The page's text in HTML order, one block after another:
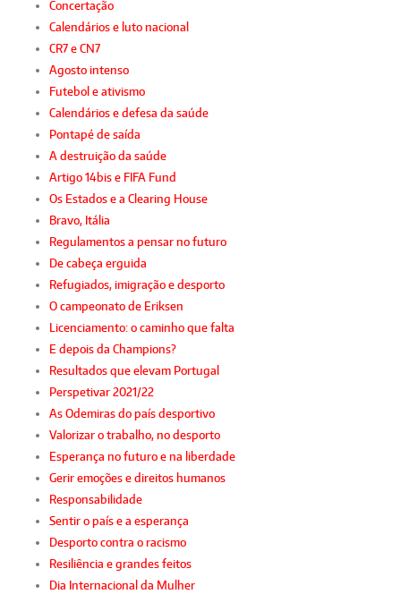
Concertação
Calendários e luto nacional
CR7 e CN7
Agosto intenso
Futebol e ativismo
Calendários e defesa da saúde
Pontapé de saída
A destruição da saúde
Artigo 14bis e FIFA Fund
Os Estados e a Clearing House
Bravo, Itália
Regulamentos a pensar no futuro
De cabeça erguida
Refugiados, imigração e desporto
O campeonato de Eriksen
Licenciamento: o caminho que falta
E depois da Champions?
Resultados que elevam Portugal
Perspetivar 2021/22
As Odemiras do país desportivo
Valorizar o trabalho, no desporto
Esperança no futuro e na liberdade
Gerir emoções e direitos humanos
Responsabilidade
Sentir o país e a esperança
Desporto contra o racismo
Resiliência e grandes feitos
Dia Internacional da Mulher